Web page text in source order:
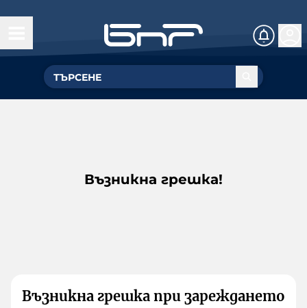
Възникна грешка!
Възникна грешка при зареждането